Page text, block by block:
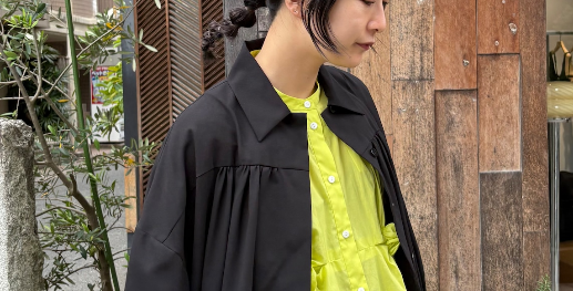
LADIES
MENS
New Arrival
【LADIES】BRAND LIST
A
B
C
D
E
F
G
H
I
J
K
L
M